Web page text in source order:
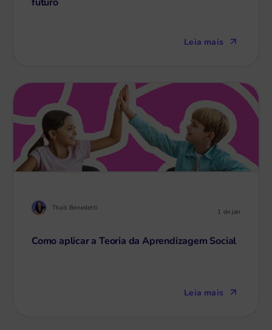
Leia mais
Thaís Benedetti 1 de jan
Como aplicar a Teoria da Aprendizagem Social
Leia mais